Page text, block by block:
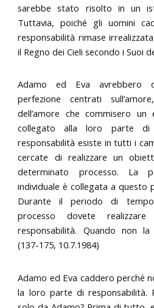
sarebbe stato risolto in un
Tuttavia, poiché gli uomini
responsabilità rimase
il Regno dei Cieli secondo i Suoi
Adamo ed Eva avrebbero
perfezione centrati
dell’amore che commisero
collegato alla loro parte di
responsabilità esiste in tutti i
cercate di realizzare un
determinato processo. La
individuale è collegata a questo
Durante il periodo di
processo dovete
responsabilità. Quando non
(137-175, 10.7.1984)
Adamo ed Eva caddero perché
la loro parte di responsabilità.